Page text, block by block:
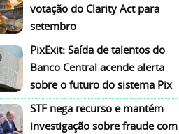
votação do Clarity Act para
setembro
PixExit: Saída de talentos do
Banco Central acende alerta
sobre o futuro do sistema Pix
STF nega recurso e mantém
investigação sobre fraude com